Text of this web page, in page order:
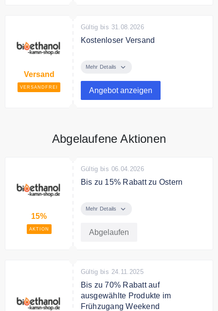
Versand
VERSANDFREI
Gültig bis 31.08.2026
Kostenloser Versand
bioethanol-kamin-shop.de
Mehr Details
Angebot anzeigen
Abgelaufene Aktionen
15%
AKTION
Gültig bis 06.04.2026
Bis zu 15% Rabatt zu Ostern
Rabatt!
Mehr Details
Abgelaufen
Gültig bis 24.11.2025
Bis zu 70% Rabatt auf
ausgewählte Produkte im
Frühzugang Weekend